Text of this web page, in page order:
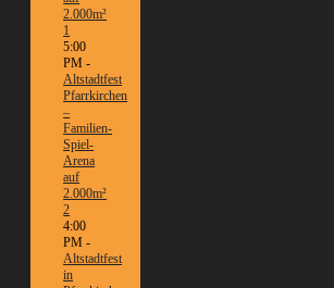
2.000m²
1
5:00
PM -
Altstadtfest
Pfarrkirchen
–
Familien-
Spiel-
Arena
auf
2.000m²
2
4:00
PM -
Altstadtfest
in